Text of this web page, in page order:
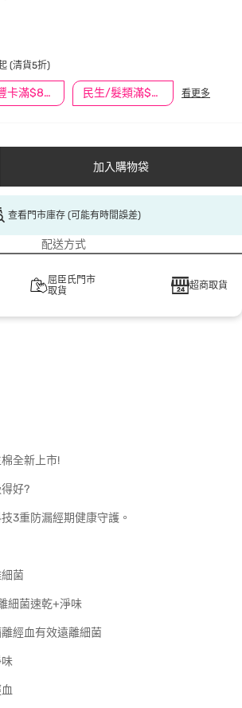
刷滙豐卡滿$888送3萬點 民生/髮類滿$388送舒潔冰巾 看更多
(清貨5折)
加入購物袋
查看門市庫存 (可能有時間誤差)
配送方式
屈臣氏門市
取貨
超商取貨
全新上市!
好?
3重防漏經期健康守護。
菌
細菌速乾+淨味
經血有效遠離細菌